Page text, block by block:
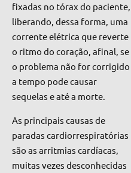
fixadas no tórax do paciente,
liberando, dessa forma, uma
corrente elétrica que reverte
o ritmo do coração, afinal, se
o problema não for corrigido
a tempo pode causar
sequelas e até a morte.
As principais causas de
paradas cardiorrespiratórias
são as arritmias cardíacas,
muitas vezes desconhecidas